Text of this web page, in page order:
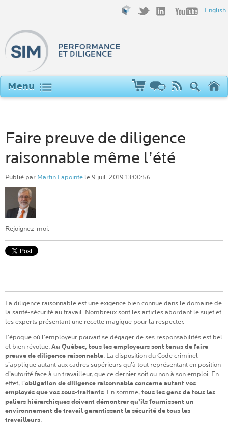
English
Faire preuve de diligence
raisonnable même l’été
Publié par Martin Lapointe le 9 juil. 2019 13:00:56
Rejoignez-moi:
La diligence raisonnable est une exigence bien connue dans le domaine de
la santé-sécurité au travail. Nombreux sont les articles abordant le sujet et
les experts présentant une recette magique pour la respecter.
L’époque où l’employeur pouvait se dégager de ses responsabilités est bel
et bien révolue.Au Québec, tous les employeurs sont tenus de faire
preuve de diligence raisonnable. La disposition du Code criminel
s’applique autant aux cadres supérieurs qu’à tout représentant en position
d’autorité face à un travailleur, que ce dernier soit ou non à son emploi. En
effet, l’obligation de diligence raisonnable concerne autant vos
employés que vos sous-traitants. En somme,tous les gens de tous les
paliers hiérarchiques doivent démontrer qu’ils fournissent un
environnement de travail garantissant la sécurité de tous les
travailleurs.